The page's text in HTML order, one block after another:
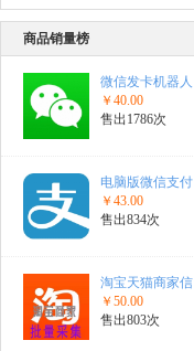
商品销量榜
微信发卡机器人
￥40.00
售出1786次
电脑版微信支付
￥43.00
售出834次
淘宝天猫商家信
￥50.00
售出803次